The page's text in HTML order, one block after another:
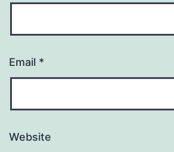
Email *
Website